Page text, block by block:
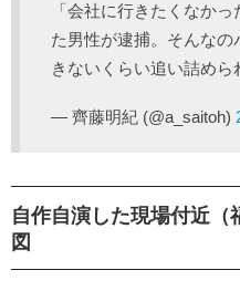
「会社に行きたくなか
た男性が逮捕。そんな
きないくらい追い詰めら
— 齊藤明紀 (@a_saitoh)
自作自演した現場付近（
図